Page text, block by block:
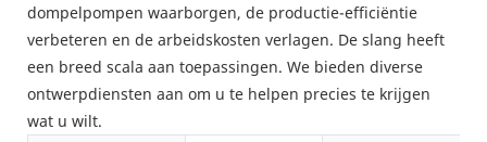
dompelpompen waarborgen, de productie-efficiëntie
verbeteren en de arbeidskosten verlagen. De slang heeft
een breed scala aan toepassingen. We bieden diverse
ontwerpdiensten aan om u te helpen precies te krijgen
wat u wilt.